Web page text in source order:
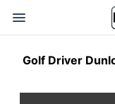
Golf Driver